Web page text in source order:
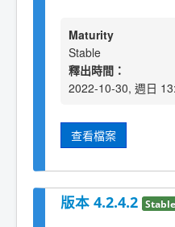
Maturity
Stable
釋出時間：
2022-10-30, 週日
查看檔案
版本 4.2.4.2 Stable